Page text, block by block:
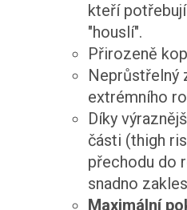
kteří
"houslí".
Přirozeně
Neprůstřelný
extrémního
Díky
části (thigh
přechodu do
snadno
Maximální